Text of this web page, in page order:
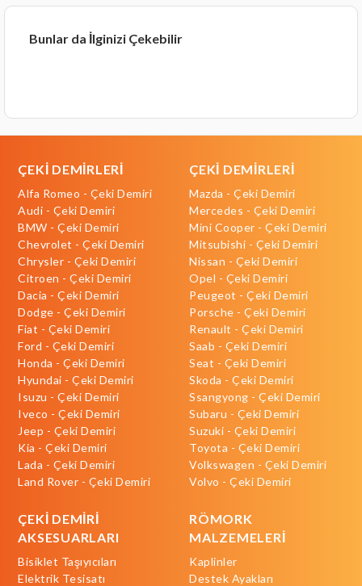
Bunlar da İlginizi Çekebilir
ÇEKİ DEMİRLERİ
Alfa Romeo - Çeki Demiri
Audi - Çeki Demiri
BMW - Çeki Demiri
Chevrolet - Çeki Demiri
Chrysler - Çeki Demiri
Citroen - Çeki Demiri
Dacia - Çeki Demiri
Dodge - Çeki Demiri
Fiat - Çeki Demiri
Ford - Çeki Demiri
Honda - Çeki Demiri
Hyundai - Çeki Demiri
Isuzu - Çeki Demiri
Iveco - Çeki Demiri
Jeep - Çeki Demiri
Kia - Çeki Demiri
Lada - Çeki Demiri
Land Rover - Çeki Demiri
ÇEKİ DEMİRLERİ
Mazda - Çeki Demiri
Mercedes - Çeki Demiri
Mini Cooper - Çeki Demiri
Mitsubishi - Çeki Demiri
Nissan - Çeki Demiri
Opel - Çeki Demiri
Peugeot - Çeki Demiri
Porsche - Çeki Demiri
Renault - Çeki Demiri
Saab - Çeki Demiri
Seat - Çeki Demiri
Skoda - Çeki Demiri
Ssangyong - Çeki Demiri
Subaru - Çeki Demiri
Suzuki - Çeki Demiri
Toyota - Çeki Demiri
Volkswagen - Çeki Demiri
Volvo - Çeki Demiri
ÇEKİ DEMİRİ
AKSESUARLARI
Bisiklet Taşıyıcıları
Elektrik Tesisatı
RÖMORK
MALZEMELERİ
Kaplinler
Destek Ayakları